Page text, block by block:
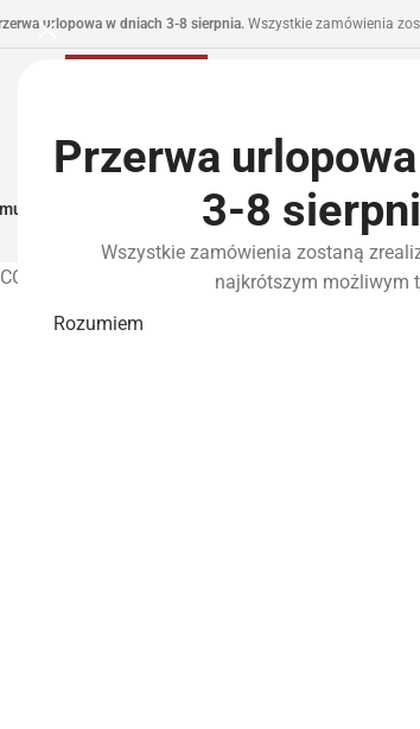
Przerwa
3-8
Wszystkie zamówienia zostaną
najkrótszym możliwym
Rozumiem
urlopowa w dniach 3-8 sierpnia. Wszystkie zamówienia
I Zasilanie Części I Tuning HPA
CONTENTS